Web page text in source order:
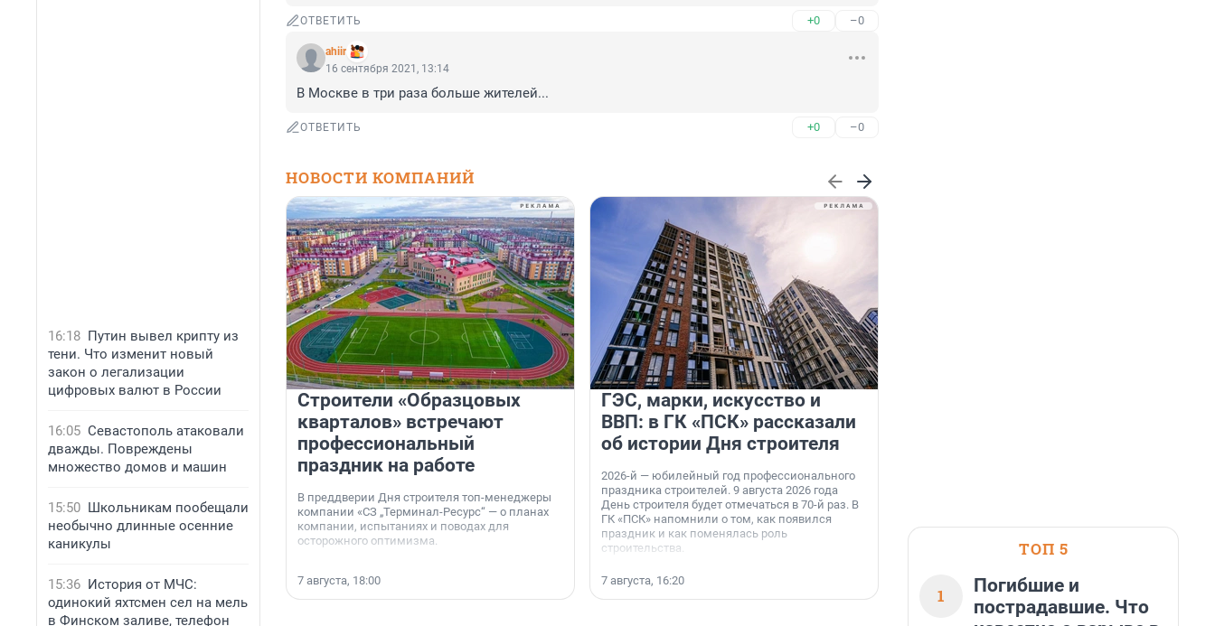
16:18 Путин вывел крипту из
тени. Что изменит новый
закон о легализации
цифровых валют в России
16:05 Севастополь атаковали
дважды. Повреждены
множество домов и машин
15:50 Школьникам пообещали
необычно длинные осенние
каникулы
15:36 История от МЧС:
одинокий яхтсмен сел на мель
в Финском заливе, телефон
ОТВЕТИТЬ +0 –0
ahiir
16 сентября 2021, 13:14
В Москве в три раза больше жителей...
ОТВЕТИТЬ +0 –0
НОВОСТИ КОМПАНИЙ
Строители «Образцовых
кварталов» встречают
профессиональный
праздник на работе
В преддверии Дня строителя топ-менеджеры
компании «СЗ „Терминал-Ресурс“ — о планах
компании, испытаниях и поводах для
осторожного оптимизма.
7 августа, 18:00
ГЭС, марки, искусство и
ВВП: в ГК «ПСК» рассказали
об истории Дня строителя
2026-й — юбилейный год профессионального
праздника строителей. 9 августа 2026 года
День строителя будет отмечаться в 70-й раз. В
ГК «ПСК» напомнили о том, как появился
праздник и как поменялась роль
строительства.
7 августа, 16:20
а также недалеко от Большого Тосненского
7 августа, 14:59
ТОП 5
1
Погибшие и
пострадавшие. Что